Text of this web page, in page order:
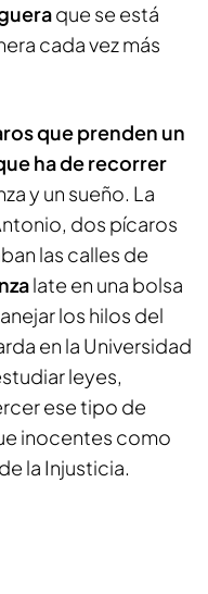
que se está
cada vez más
que prenden un
ha de recorrer
y un sueño. La
dos pícaros
las calles de
late en una bolsa
los hilos del
en la Universidad
leyes,
ese tipo de
inocentes como
la Injusticia.